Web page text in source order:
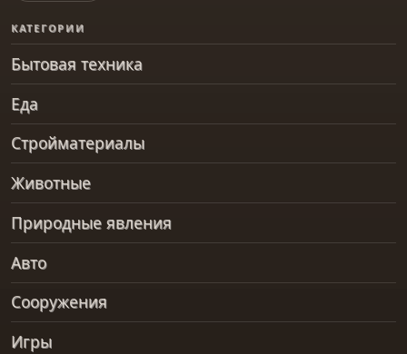
КАТЕГОРИИ
Бытовая техника
Еда
Стройматериалы
Животные
Природные явления
Авто
Сооружения
Игры